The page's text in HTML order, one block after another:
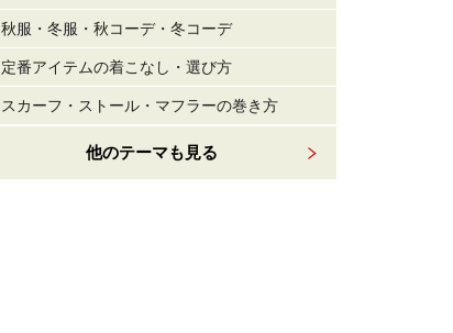
秋服・冬服・秋コーデ・冬コーデ
定番アイテムの着こなし・選び方
スカーフ・ストール・マフラーの巻き方
他のテーマも見る